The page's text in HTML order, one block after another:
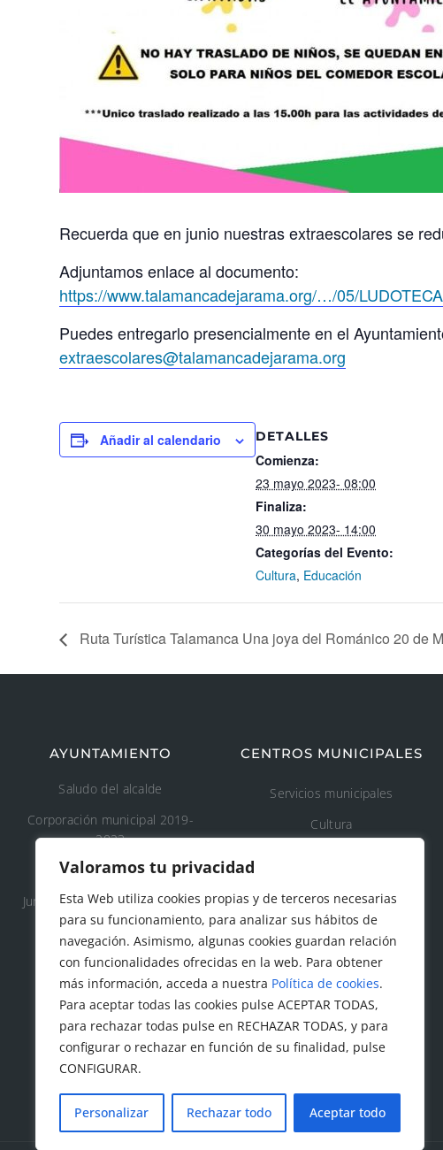
Valoramos tu privacidad
Esta Web utiliza cookies propias y de terceros necesarias
para su funcionamiento, para analizar sus hábitos de
navegación. Asimismo, algunas cookies guardan relación
con funcionalidades ofrecidas en la web. Para obtener
más información, acceda a nuestra Política de cookies.
Para aceptar todas las cookies pulse ACEPTAR TODAS,
para rechazar todas pulse en RECHAZAR TODAS, y para
configurar o rechazar en función de su finalidad, pulse
CONFIGURAR.
Personalizar Rechazar todo Aceptar todo
Recuerda que en junio nuestras extraescolares se
Adjuntamos enlace al documento:
https://www.talamancadejarama.org/…/05/
Puedes entregarlo presencialmente en el
extraescolares@talamancadejarama.org
Añadir al calendario DETALLES
Comienza:
23 mayo 2023- 08:00
Finaliza:
30 mayo 2023- 14:00
Categorías del Evento:
Cultura, Educación
Ruta Turística Talamanca Una joya del Románico 20 de
AYUNTAMIENTO
Saludo del alcalde
Corporación municipal 2019-
2023
Concejalía 2019-2023
Junta de Gobierno Local 2019-
2023
CENTROS MUNICIPALES
Servicios municipales
Cultura
Áreas recreativas
Medio ambiente
Tanatorio y cementerio
municipal
Protección civil